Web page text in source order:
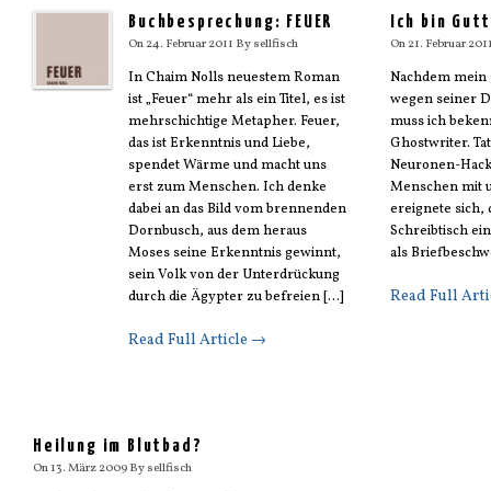
Buchbesprechung: FEUER
On24. Februar 2011 Bysellfisch
In Chaim Nolls neuestem Roman
ist „Feuer“ mehr als ein Titel, es ist
mehrschichtige Metapher. Feuer,
das ist Erkenntnis und Liebe,
spendet Wärme und macht uns
erst zum Menschen. Ich denke
dabei an das Bild vom brennenden
Dornbusch, aus dem heraus
Moses seine Erkenntnis gewinnt,
sein Volk von der Unterdrückung
durch die Ägypter zu befreien [...]
Read Full Article →
Ich bin
On21. Februar
Nachdem
wegen seiner
muss ich
Ghostwriter.
Neuronen-
Menschen mit
ereignete sich,
Schreibtisch
als
Read Full
Heilung im Blutbad?
On13. März 2009Bysellfisch